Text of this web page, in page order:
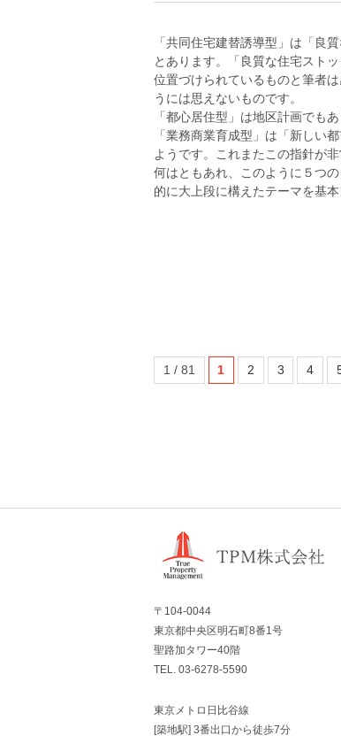
「共同住宅建替誘導型」は「良
とあります。「良質な住宅スト
位置づけられているものと筆者
うには思えないものです。
「都心居住型」は地区計画でも
「業務商業育成型」は「新しい
ようです。これまたこの指針が
何はともあれ、このように５つ
的に大上段に構えたテーマを基
1 / 81 1 2 3 4
〒104-0044
東京都中央区明石町8番1号
聖路加タワー40階
TEL. 03-6278-5590
東京メトロ日比谷線
[築地駅] 3番出口から徒歩7分